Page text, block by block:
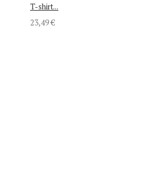
T-shirt...
23,49 €